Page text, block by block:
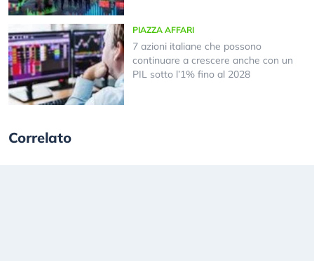
PIAZZA AFFARI
7 azioni italiane che possono
continuare a crescere anche con un
PIL sotto l’1% fino al 2028
Correlato